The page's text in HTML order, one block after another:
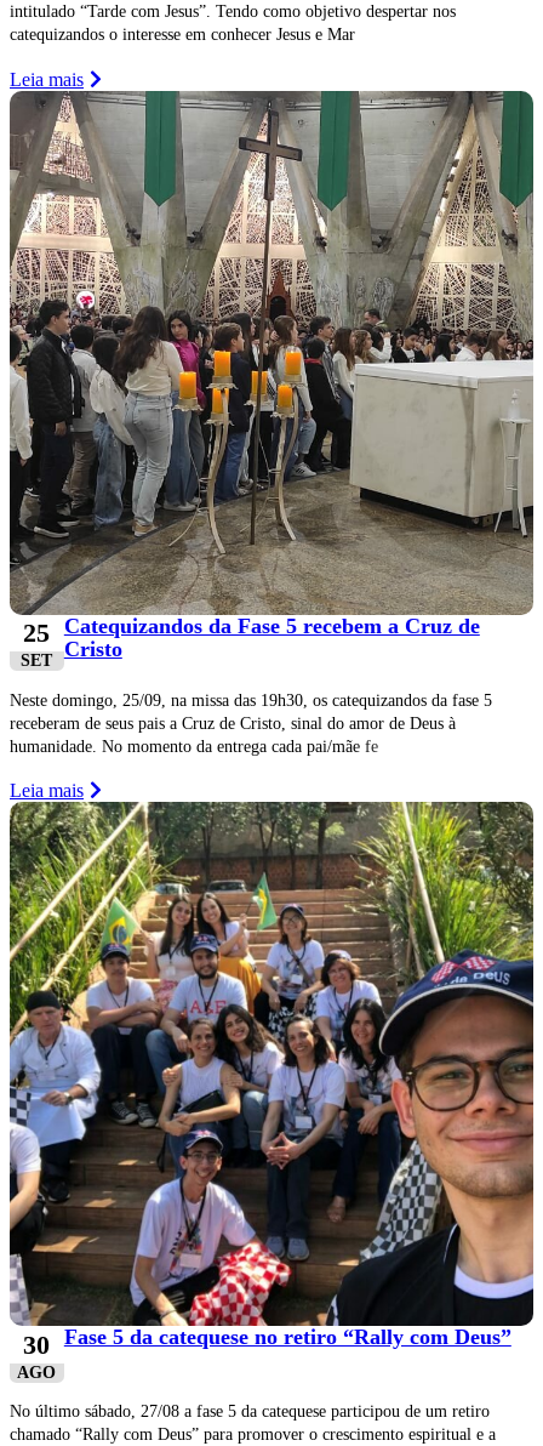
intitulado “Tarde com Jesus”. Tendo como objetivo despertar nos
catequizandos o interesse em conhecer Jesus e Mar
Leia mais
25
SET
Catequizandos da Fase 5 recebem a Cruz de
Cristo
Neste domingo, 25/09, na missa das 19h30, os catequizandos da fase 5
receberam de seus pais a Cruz de Cristo, sinal do amor de Deus à
humanidade. No momento da entrega cada pai/mãe fe
Leia mais
30
AGO
Fase 5 da catequese no retiro “Rally com Deus”
No último sábado, 27/08 a fase 5 da catequese participou de um retiro
chamado “Rally com Deus” para promover o crescimento espiritual e a